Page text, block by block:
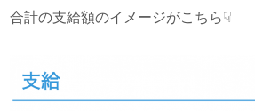
合計の支給額のイメージがこちら☟